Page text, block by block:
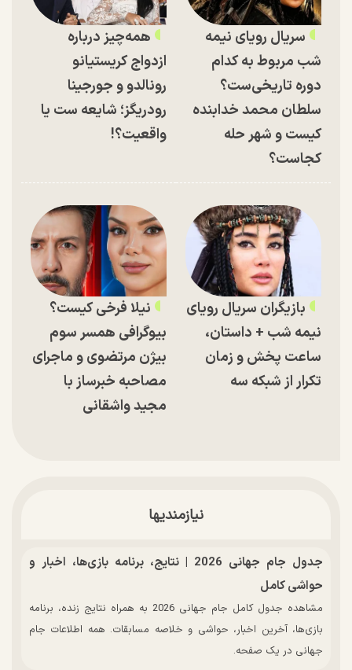
سریال رویای نیمه
شب مربوط به کدام
دوره تاریخی‌ست؟
سلطان محمد خدابنده
کیست و شهر حله
کجاست؟
همه‌چیز درباره
ازدواج کریستیانو
رونالدو و جورجینا
رودریگز؛ شایعه ست یا
واقعیت؟!
بازیگران سریال رویای
نیمه شب + داستان،
ساعت پخش و زمان
تکرار از شبکه سه
نیلا فرخی کیست؟
بیوگرافی همسر سوم
بیژن مرتضوی و ماجرای
مصاحبه خبرساز با
مجید واشقانی
نیازمندیها
جدول جام جهانی 2026 | نتایج، برنامه بازی‌ها، اخبار و
حواشی کامل
مشاهده جدول کامل جام جهانی 2026 به همراه نتایج زنده، برنامه
بازی‌ها، آخرین اخبار، حواشی و خلاصه مسابقات. همه اطلاعات جام
جهانی در یک صفحه.